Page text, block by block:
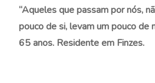
“Aqueles que passam por nós,
pouco de si, levam um pouco de
65 anos. Residente em Finzes.